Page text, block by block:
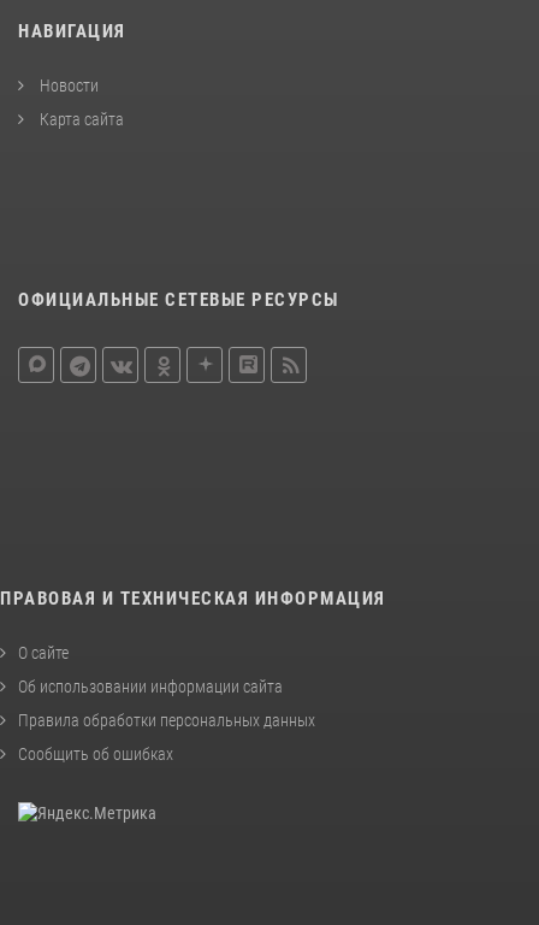
НАВИГАЦИЯ
Новости
Карта сайта
ОФИЦИАЛЬНЫЕ СЕТЕВЫЕ РЕСУРСЫ
ПРАВОВАЯ И ТЕХНИЧЕСКАЯ ИНФОРМАЦИЯ
О сайте
Об использовании информации сайта
Правила обработки персональных данных
Сообщить об ошибках